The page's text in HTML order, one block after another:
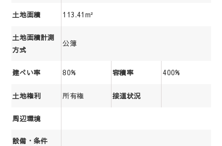
土地面積 113.41m²
土地面積計測
方式
公簿
建ぺい率 80% 容積率 400%
土地権利 所有権 接道状況
周辺環境
設備・条件